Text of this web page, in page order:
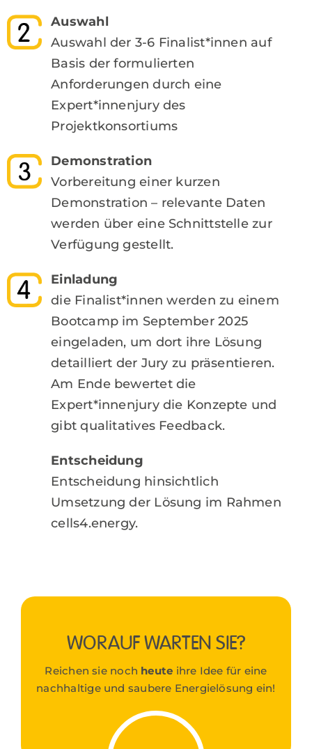
Auswahl
Auswahl der 3-6 Finalist*innen auf
Basis der formulierten
Anforderungen durch eine
Expert*innenjury des
Projektkonsortiums
Demonstration
Vorbereitung einer kurzen
Demonstration – relevante Daten
werden über eine Schnittstelle zur
Verfügung gestellt.
Einladung
die Finalist*innen werden zu einem
Bootcamp im September 2025
eingeladen, um dort ihre Lösung
detailliert der Jury zu präsentieren.
Am Ende bewertet die
Expert*innenjury die Konzepte und
gibt qualitatives Feedback.
Entscheidung
Entscheidung hinsichtlich
Umsetzung der Lösung im Rahmen
cells4.energy.
WORAUF WARTEN SIE?
Reichen sie noch heute ihre Idee für eine
nachhaltige und saubere Energielösung ein!